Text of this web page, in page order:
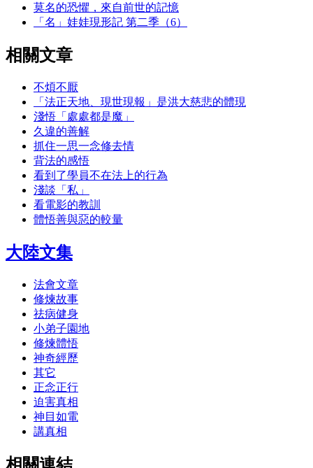
莫名的恐懼，來自前世的記憶
「名」娃娃現形記 第二季（6）
相關文章
不煩不厭
「法正天地、現世現報」是洪大慈悲的體現
淺悟「處處都是魔」
久違的善解
抓住一思一念修去情
背法的感悟
看到了學員不在法上的行為
淺談「私」
看電影的教訓
體悟善與惡的較量
大陸文集
法會文章
修煉故事
祛病健身
小弟子園地
修煉體悟
神奇經歷
其它
正念正行
迫害真相
神目如電
講真相
相關連結